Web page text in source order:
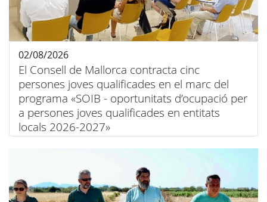
El Consell de Mallorca contracta cinc
persones joves qualificades en el marc del
programa «SOIB - oportunitats d’ocupació per
a persones joves qualificades en entitats
locals 2026-2027»
02/08/2026